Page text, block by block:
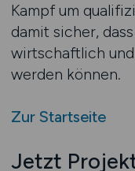
Kampf um
damit sicher,
wirtschaftlich
werden können.
Zur Startseite
Jetzt